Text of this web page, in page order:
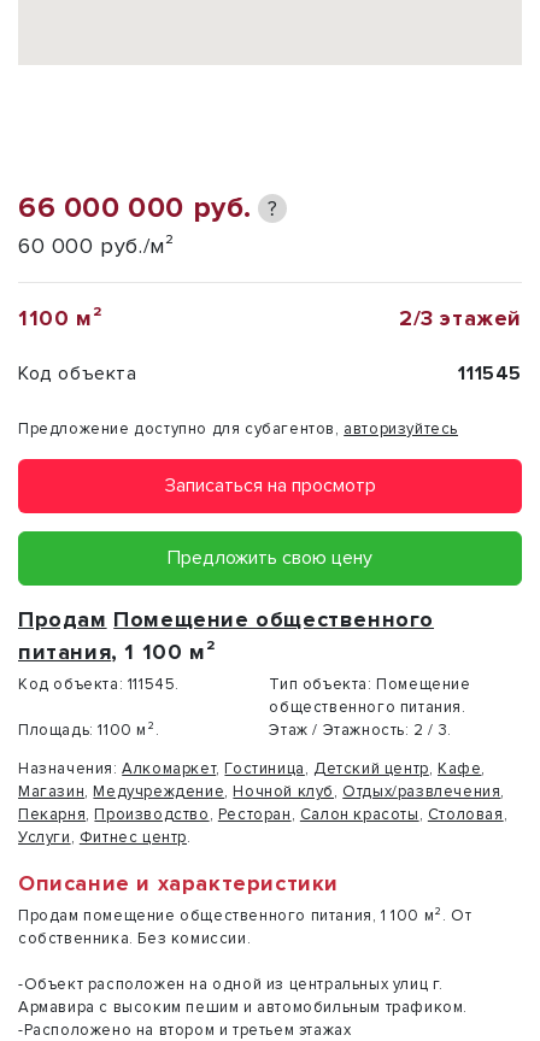
66 000 000 руб. ?
60 000 руб./м²
1100 м² 2/3 этажей
Код объекта 111545
Предложение доступно для субагентов, авторизуйтесь
Записаться на просмотр
Предложить свою цену
Продам Помещение общественного
питания, 1 100 м²
Код объекта: 111545. Тип объекта: Помещение
общественного питания.
Площадь: 1100 м². Этаж / Этажность: 2 / 3.
Назначения: Алкомаркет, Гостиница, Детский центр, Кафе,
Магазин, Медучреждение, Ночной клуб, Отдых/развлечения,
Пекарня, Производство, Ресторан, Салон красоты, Столовая,
Услуги, Фитнес центр.
Описание и характеристики
Продам помещение общественного питания, 1 100 м². От
собственника. Без комиссии.
-Объект расположен на одной из центральных улиц г.
Армавира с высоким пешим и автомобильным трафиком.
-Расположено на втором и третьем этажах